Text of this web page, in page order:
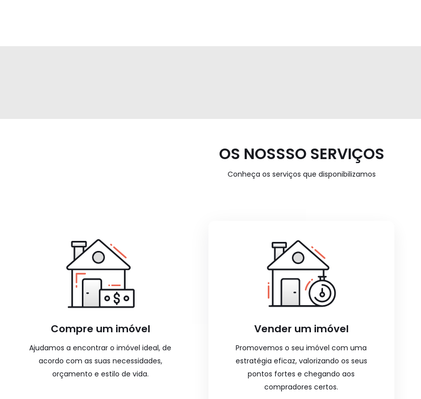
OS NOSSSO SERVIÇOS
Conheça os serviços que disponibilizamos
Compre um imóvel
Ajudamos a encontrar o imóvel ideal, de
acordo com as suas necessidades,
orçamento e estilo de vida.
Vender um imóvel
Promovemos o seu imóvel com uma
estratégia eficaz, valorizando os seus
pontos fortes e chegando aos
compradores certos.